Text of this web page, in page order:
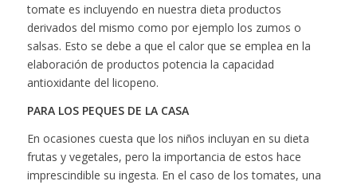
tomate es incluyendo en nuestra dieta productos
derivados del mismo como por ejemplo los zumos o
salsas. Esto se debe a que el calor que se emplea en la
elaboración de productos potencia la capacidad
antioxidante del licopeno.
PARA LOS PEQUES DE LA CASA
En ocasiones cuesta que los niños incluyan en su dieta
frutas y vegetales, pero la importancia de estos hace
imprescindible su ingesta. En el caso de los tomates, una